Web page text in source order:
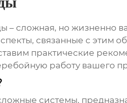
– сложная, но жизненно
связанные с этим
практические
работу вашего
системы,